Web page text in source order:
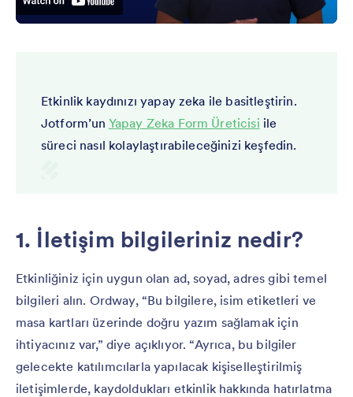
Etkinlik kaydınızı yapay zeka ile basitleştirin.
Jotform’un Yapay Zeka Form Üreticisi ile
süreci nasıl kolaylaştırabileceğinizi keşfedin.
1. İletişim bilgileriniz nedir?
Etkinliğiniz için uygun olan ad, soyad, adres gibi temel
bilgileri alın. Ordway, “Bu bilgilere, isim etiketleri ve
masa kartları üzerinde doğru yazım sağlamak için
ihtiyacınız var,” diye açıklıyor. “Ayrıca, bu bilgiler
gelecekte katılımcılarla yapılacak kişiselleştirilmiş
iletişimlerde, kaydoldukları etkinlik hakkında hatırlatma